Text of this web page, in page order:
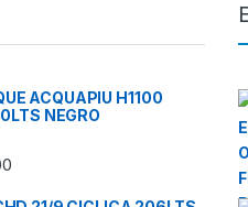
ACQUAPIU H1100
NEGRO